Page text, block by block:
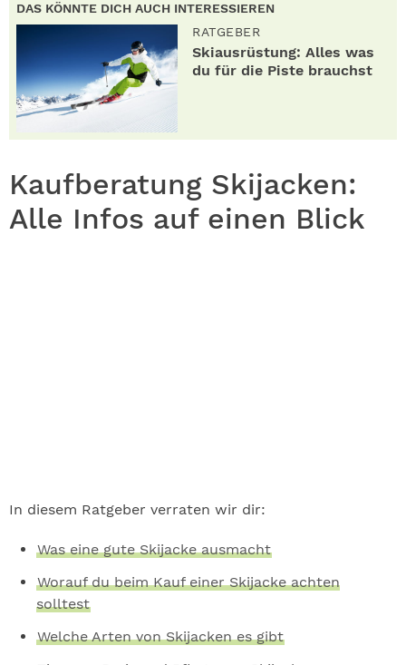
DAS KÖNNTE DICH AUCH INTERESSIEREN
RATGEBER
Skiausrüstung: Alles was
du für die Piste brauchst
Kaufberatung Skijacken:
Alle Infos auf einen Blick
In diesem Ratgeber verraten wir dir:
Was eine gute Skijacke ausmacht
Worauf du beim Kauf einer Skijacke achten
solltest
Welche Arten von Skijacken es gibt